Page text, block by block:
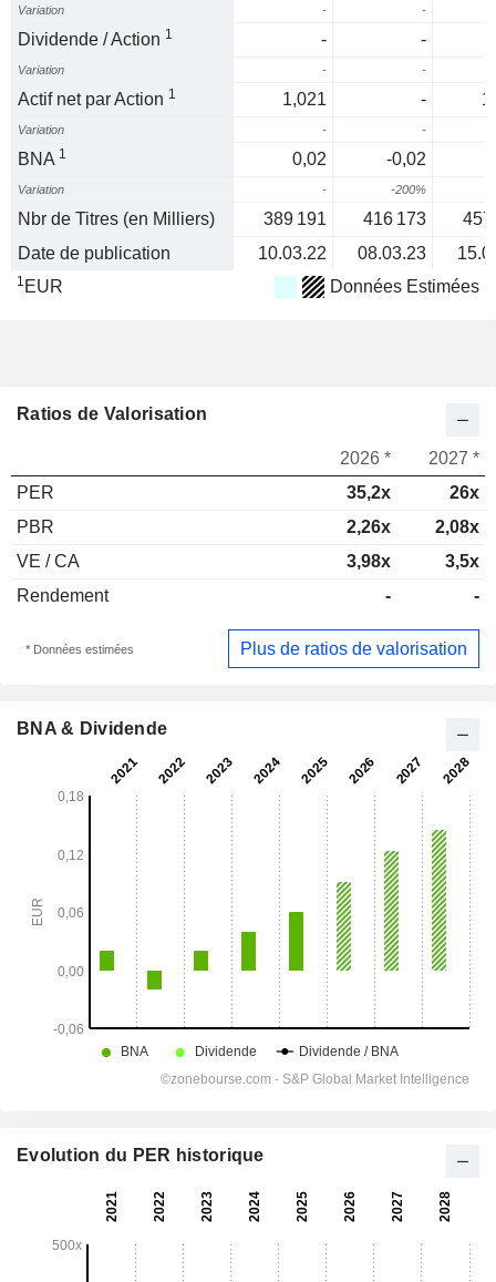
Variation - -
Dividende / Action 1 - -
Variation - -
Actif net par Action 1 1,021 -
Variation - -
BNA 1 0,02 -0,02
Variation - -200%
Nbr de Titres (en Milliers) 389 191 416 173
457
Date de publication
10.03.22 08.03.23
1 EUR Données Estimées
Ratios de Valorisation
2026 *
2027 *
PER
35,2x
26x
PBR
2,26x
2,08x
VE / CA
3,98x
3,5x
Rendement
- -
* Données estimées Plus de ratios de valorisation
BNA & Dividende
Evolution du PER historique